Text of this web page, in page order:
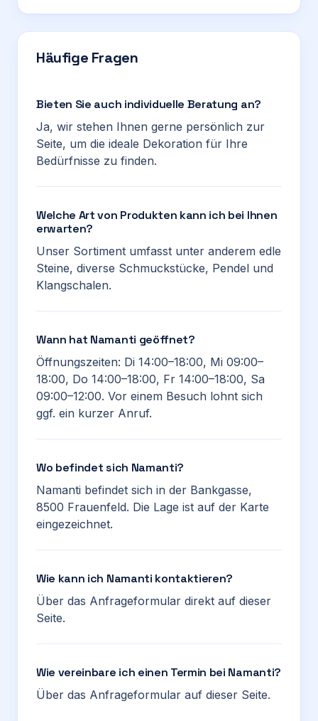
Häufige Fragen
Bieten Sie auch individuelle Beratung an?
Ja, wir stehen Ihnen gerne persönlich zur
Seite, um die ideale Dekoration für Ihre
Bedürfnisse zu finden.
Welche Art von Produkten kann ich bei Ihnen
erwarten?
Unser Sortiment umfasst unter anderem edle
Steine, diverse Schmuckstücke, Pendel und
Klangschalen.
Wann hat Namanti geöffnet?
Öffnungszeiten: Di 14:00–18:00, Mi 09:00–
18:00, Do 14:00–18:00, Fr 14:00–18:00, Sa
09:00–12:00. Vor einem Besuch lohnt sich
ggf. ein kurzer Anruf.
Wo befindet sich Namanti?
Namanti befindet sich in der Bankgasse,
8500 Frauenfeld. Die Lage ist auf der Karte
eingezeichnet.
Wie kann ich Namanti kontaktieren?
Über das Anfrageformular direkt auf dieser
Seite.
Wie vereinbare ich einen Termin bei Namanti?
Über das Anfrageformular auf dieser Seite.